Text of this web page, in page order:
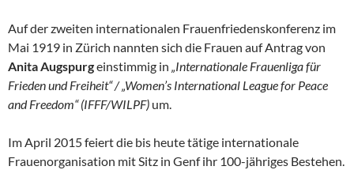
Auf der zweiten internationalen Frauenfriedenskonferenz im
Mai 1919 in Zürich nannten sich die Frauen auf Antrag von
Anita Augspurgeinstimmig in „Internationale Frauenliga für
Frieden und Freiheit“ / „Women’s International League for Peace
and Freedom“ (IFFF/WILPF) um.
Im April 2015feiert die bis heute tätige internationale
Frauenorganisation mit Sitz in Genf ihr 100-jähriges Bestehen.